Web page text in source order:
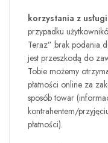
korzystania z
przypadku
Teraz” brak podania
jest przeszkodą do
Tobie możemy
płatności online za
sposób towar
kontrahentem/
płatności).